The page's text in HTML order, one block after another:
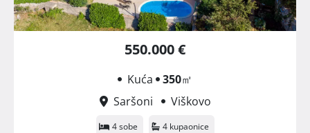
550.000 €
Kuća 350㎡
Saršoni
Viškovo
4 sobe 4 kupaonice